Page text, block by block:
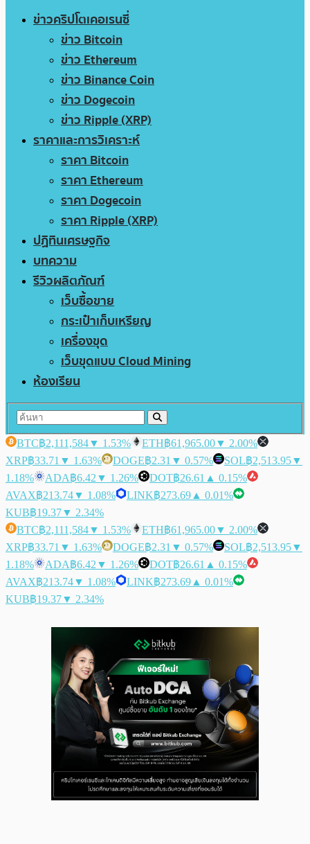
ข่าวคริปโตเคอเรนซี่
ข่าว Bitcoin
ข่าว Ethereum
ข่าว Binance Coin
ข่าว Dogecoin
ข่าว Ripple (XRP)
ราคาและการวิเคราะห์
ราคา Bitcoin
ราคา Ethereum
ราคา Dogecoin
ราคา Ripple (XRP)
ปฏิทินเศรษฐกิจ
บทความ
รีวิวผลิตภัณฑ์
เว็บซื้อขาย
กระเป๋าเก็บเหรียญ
เครื่องขุด
เว็บขุดแบบ Cloud Mining
ห้องเรียน
BTC฿2,111,584▼ 1.53% ETH฿61,965.00▼ 2.00%
XRP฿33.71 ▼ 1.63% DOGE฿2.31 ▼ 0.57% SOL฿2,513.95▼
1.18%
ADA฿6.42 ▼ 1.26% DOT฿26.61 ▲ 0.15%
AVAX฿213.74▼ 1.08% LINK฿273.69 ▲ 0.01%
KUB฿19.37▼ 2.34%
BTC฿2,111,584▼ 1.53% ETH฿61,965.00▼ 2.00%
XRP฿33.71 ▼ 1.63% DOGE฿2.31 ▼ 0.57% SOL฿2,513.95▼
1.18%
ADA฿6.42 ▼ 1.26% DOT฿26.61 ▲ 0.15%
AVAX฿213.74▼ 1.08% LINK฿273.69 ▲ 0.01%
KUB฿19.37▼ 2.34%